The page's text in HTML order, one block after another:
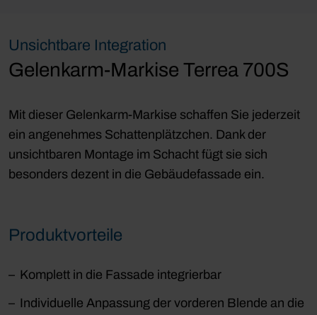
Unsichtbare Integration
Gelenkarm-Markise Terrea 700S
Mit dieser Gelenkarm-Markise schaffen Sie jederzeit
ein angenehmes Schattenplätzchen. Dank der
unsichtbaren Montage im Schacht fügt sie sich
besonders dezent in die Gebäudefassade ein.
Produktvorteile
Komplett in die Fassade integrierbar
Individuelle Anpassung der vorderen Blende an die